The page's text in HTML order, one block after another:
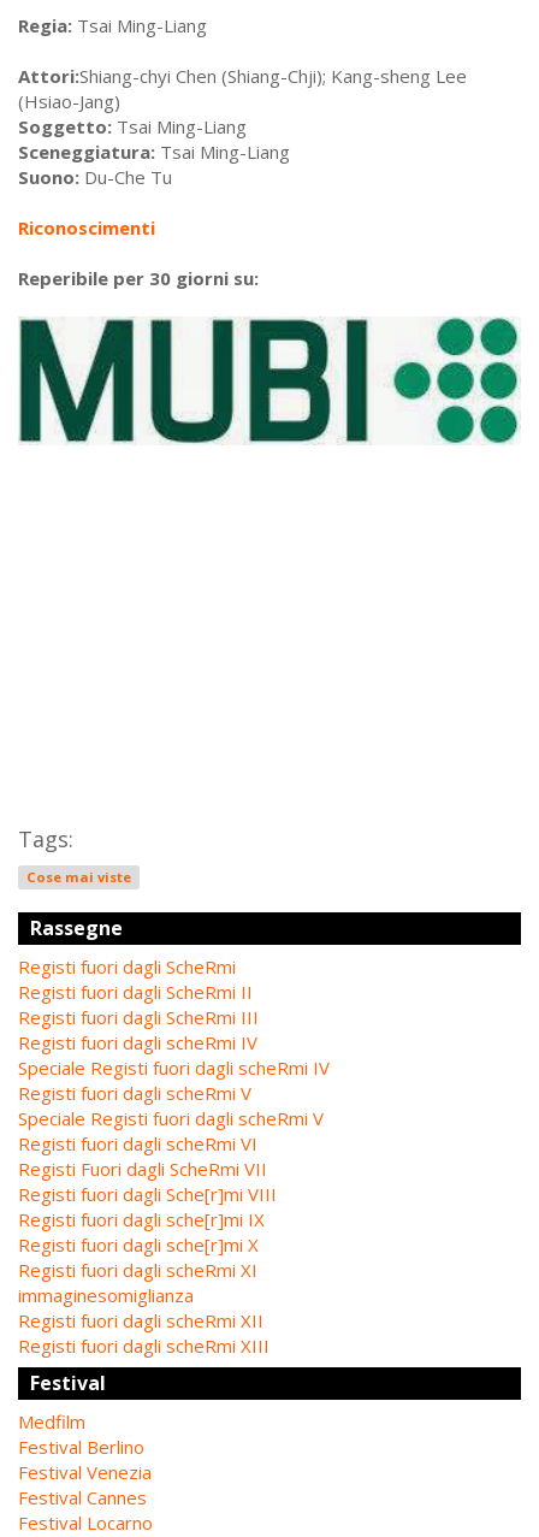
Regia: Tsai Ming-Liang
Attori:Shiang-chyi Chen (Shiang-Chji); Kang-sheng Lee
(Hsiao-Jang)
Soggetto: Tsai Ming-Liang
Sceneggiatura: Tsai Ming-Liang
Suono: Du-Che Tu
Riconoscimenti
Reperibile per 30 giorni su:
Tags:
Cose mai viste
Rassegne
Registi fuori dagli ScheRmi
Registi fuori dagli ScheRmi II
Registi fuori dagli ScheRmi III
Registi fuori dagli scheRmi IV
Speciale Registi fuori dagli scheRmi IV
Registi fuori dagli scheRmi V
Speciale Registi fuori dagli scheRmi V
Registi fuori dagli scheRmi VI
Registi Fuori dagli ScheRmi VII
Registi fuori dagli Sche[r]mi VIII
Registi fuori dagli sche[r]mi IX
Registi fuori dagli sche[r]mi X
Registi fuori dagli scheRmi XI
immaginesomiglianza
Registi fuori dagli scheRmi XII
Registi fuori dagli scheRmi XIII
Festival
Medfilm
Festival Berlino
Festival Venezia
Festival Cannes
Festival Locarno